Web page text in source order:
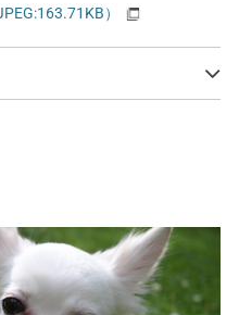
）